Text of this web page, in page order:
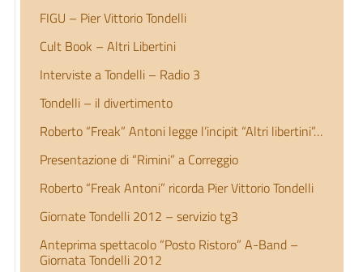
FIGU – Pier Vittorio Tondelli
Cult Book – Altri Libertini
Interviste a Tondelli – Radio 3
Tondelli – il divertimento
Roberto “Freak” Antoni legge l’incipit “Altri libertini”…
Presentazione di “Rimini” a Correggio
Roberto “Freak Antoni” ricorda Pier Vittorio Tondelli
Giornate Tondelli 2012 – servizio tg3
Anteprima spettacolo “Posto Ristoro” A-Band –
Giornata Tondelli 2012